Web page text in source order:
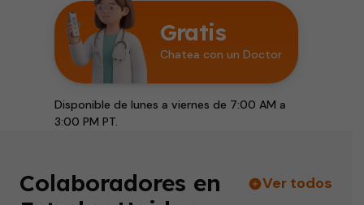
Gratis
Chatea con un Doctor
Disponible de lunes a viernes de 7:00 AM a
3:00 PM PT.
Colaboradores en
Ver todos